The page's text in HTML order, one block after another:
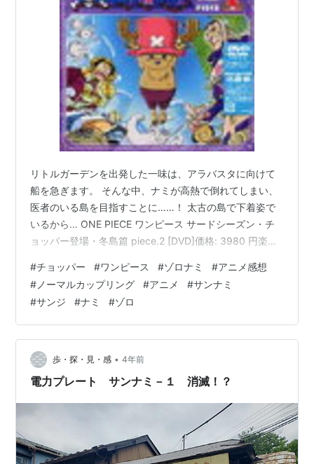
リトルガーデンを出発した一味は、アラバスタに向けて
船を急ぎます。 そんな中、ナミが高熱で倒れてしまい、
医者のいる島を目指すことに……！ 太古の島で下着姿で
いるから… ONE PIECE ワンピース サードシーズン・チ
ョッパー登場・冬島篇 piece.2 [DVD]価格: 3980 円楽天
す。 海賊にとって、ホント航海士、大事。 以下、NLCP
的な話含みますので気を付けてください。 サンジの気遣
い 普段からナミとビビへの料理には気を使って作って
る、野郎共には腐りかけの食材使う発言！ さすがレディ
を大切にする男。 冬島に着いた時にサンジがナミおん
ぶ…
#チョッパー #ワンピース #ゾロナミ #アニメ感想
# ノーマルカップリング #アニメ #サンナミ
#サンジ #ナミ #ゾロ
歩・探・見・感 • 4年前
電力プレート サンナミ－１ 消滅！？